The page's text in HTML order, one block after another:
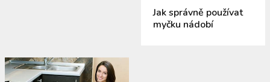
Jak správně používat
myčku nádobí